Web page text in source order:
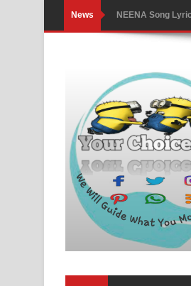
News Ahimi Wimai
Mathaka Parana
Nimnadhen
Obamai Mage
Pansal Gihin
Ankeliya Song
DEAR GOD
MANAMALA
Dai Dai Lyrics -